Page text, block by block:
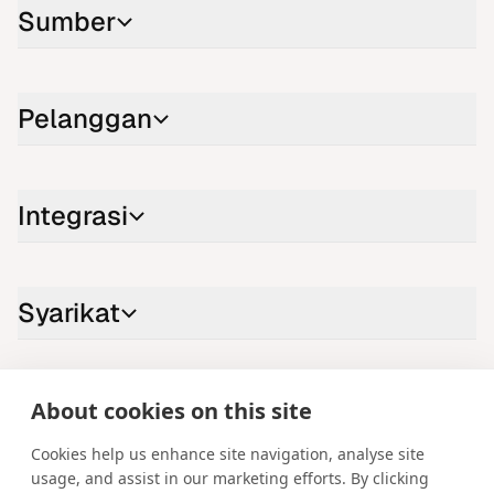
About cookies on this site
Cookies help us enhance site navigation, analyse site
usage, and assist in our marketing efforts. By clicking
Sumber
Pelanggan
Integrasi
Syarikat
Hubungi kami
LinkedIn
YouTube
X Instagram
Facebook